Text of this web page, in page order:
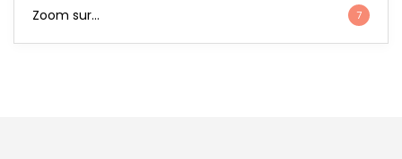
Zoom sur… 7